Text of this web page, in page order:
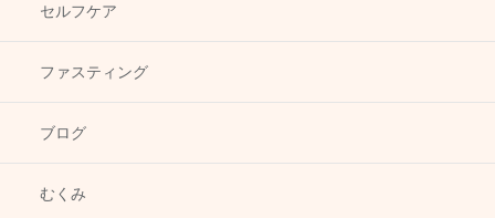
セルフケア
ファスティング
ブログ
むくみ